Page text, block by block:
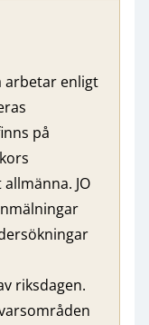
arbetar enligt
på
JO
riksdagen.